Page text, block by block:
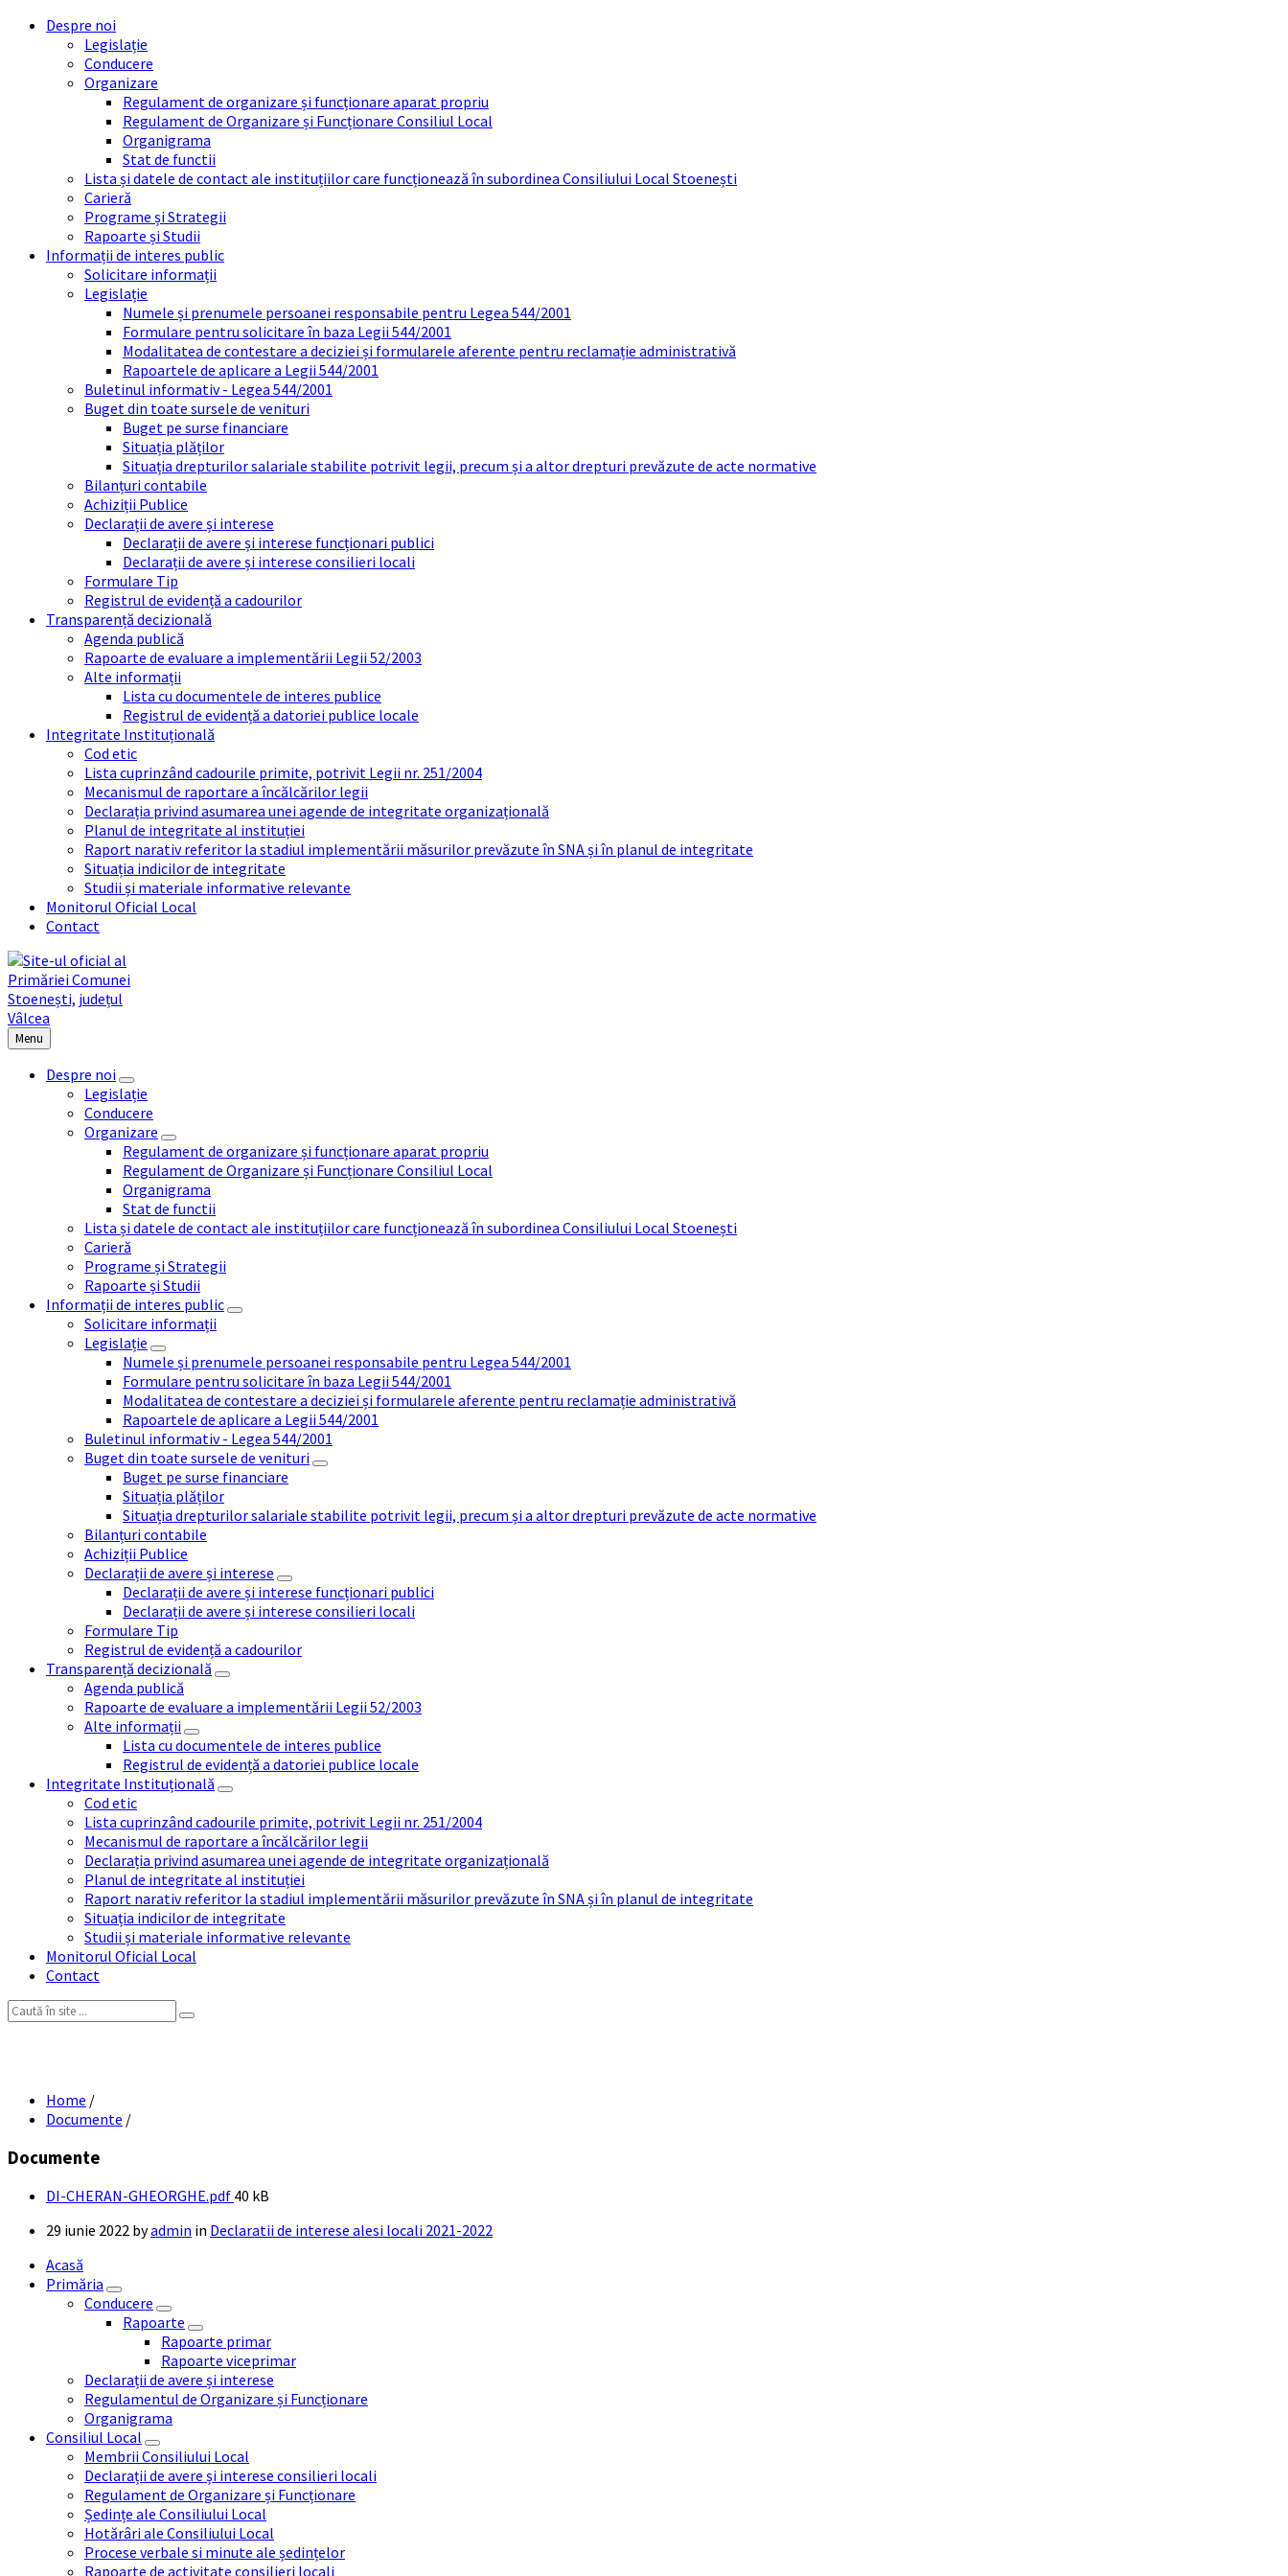
Skip
Skip
Skip
Skip
Despre noi
Legislație
Conducere
Organizare
Regulament de organizare și funcționare aparat propriu
Regulament de Organizare și Funcționare Consiliul Local
Organigrama
Stat de functii
Lista și datele de contact ale instituțiilor care funcționează în subordinea Consiliului Local Stoenești
Carieră
Programe și Strategii
Rapoarte și Studii
Informații de interes public
Solicitare informații
Legislație
Numele și prenumele persoanei responsabile pentru Legea 544/2001
Formulare pentru solicitare în baza Legii 544/2001
Modalitatea de contestare a deciziei și formularele aferente pentru reclamație administrativă
Rapoartele de aplicare a Legii 544/2001
Buletinul informativ - Legea 544/2001
Buget din toate sursele de venituri
Buget pe surse financiare
Situația plăților
Situația drepturilor salariale stabilite potrivit legii, precum și a altor drepturi prevăzute de acte normative
Bilanțuri contabile
Achiziții Publice
Declarații de avere și interese
Declarații de avere și interese funcționari publici
Declarații de avere și interese consilieri locali
Formulare Tip
Registrul de evidență a cadourilor
Transparență decizională
Agenda publică
Rapoarte de evaluare a implementării Legii 52/2003
Alte informații
Lista cu documentele de interes publice
Registrul de evidență a datoriei publice locale
Integritate Instituțională
Cod etic
Lista cuprinzând cadourile primite, potrivit Legii nr. 251/2004
Mecanismul de raportare a încălcărilor legii
Declarația privind asumarea unei agende de integritate organizațională
Planul de integritate al instituției
Raport narativ referitor la stadiul implementării măsurilor prevăzute în SNA și în planul de integritate
Situația indicilor de integritate
Studii și materiale informative relevante
Monitorul Oficial Local
Contact
Menu
Despre noi
Legislație
Conducere
Organizare
Regulament de organizare și funcționare aparat propriu
Regulament de Organizare și Funcționare Consiliul Local
Organigrama
Stat de functii
Lista și datele de contact ale instituțiilor care funcționează în subordinea Consiliului Local Stoenești
Carieră
Programe și Strategii
Rapoarte și Studii
Informații de interes public
Solicitare informații
Legislație
Numele și prenumele persoanei responsabile pentru Legea 544/2001
Formulare pentru solicitare în baza Legii 544/2001
Modalitatea de contestare a deciziei și formularele aferente pentru reclamație administrativă
Rapoartele de aplicare a Legii 544/2001
Buletinul informativ - Legea 544/2001
Buget din toate sursele de venituri
Buget pe surse financiare
Situația plăților
Situația drepturilor salariale stabilite potrivit legii, precum și a altor drepturi prevăzute de acte normative
Bilanțuri contabile
Achiziții Publice
Declarații de avere și interese
Declarații de avere și interese funcționari publici
Declarații de avere și interese consilieri locali
Formulare Tip
Registrul de evidență a cadourilor
Transparență decizională
Agenda publică
Rapoarte de evaluare a implementării Legii 52/2003
Alte informații
Lista cu documentele de interes publice
Registrul de evidență a datoriei publice locale
Integritate Instituțională
Cod etic
Lista cuprinzând cadourile primite, potrivit Legii nr. 251/2004
Mecanismul de raportare a încălcărilor legii
Declarația privind asumarea unei agende de integritate organizațională
Planul de integritate al instituției
Raport narativ referitor la stadiul implementării măsurilor prevăzute în SNA și în planul de integritate
Situația indicilor de integritate
Studii și materiale informative relevante
Monitorul Oficial Local
Contact
Search:
Home /
Documente /
Documente
DI-CHERAN-GHEORGHE.pdf File
40 kB
29 iunie 2022 byadmin in Declaratii de interese alesi locali 2021-2022
Acasă
Primăria
Conducere
Rapoarte
Rapoarte primar
Rapoarte viceprimar
Declarații de avere și interese
Regulamentul de Organizare și Funcționare
Organigrama
Consiliul Local
Membrii Consiliului Local
Declarații de avere și interese consilieri locali
Regulament de Organizare și Funcționare
Ședințe ale Consiliului Local
Hotărâri ale Consiliului Local
Procese verbale si minute ale ședințelor
Rapoarte de activitate consilieri locali